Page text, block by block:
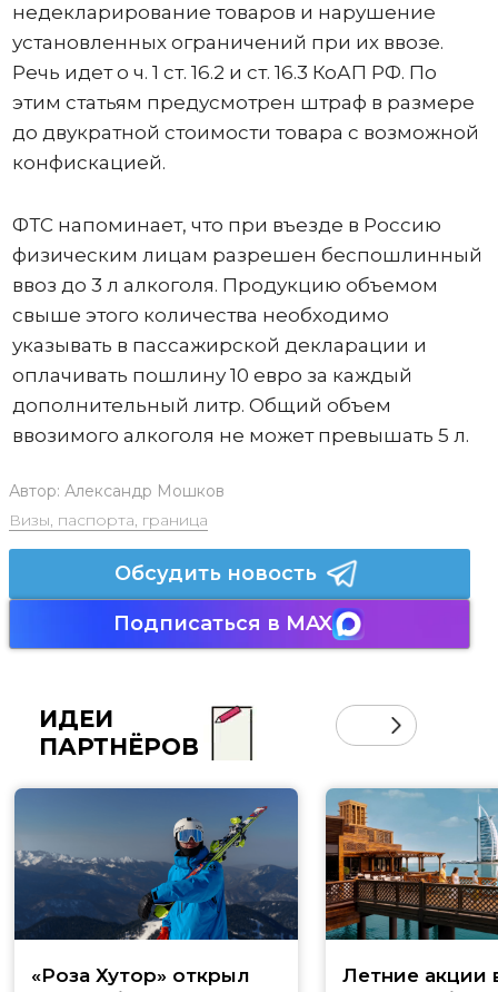
недекларирование товаров и нарушение
установленных ограничений при их ввозе.
Речь идет о ч. 1 ст. 16.2 и ст. 16.3 КоАП РФ. По
этим статьям предусмотрен штраф в размере
до двукратной стоимости товара с возможной
конфискацией.
ФТС напоминает, что при въезде в Россию
физическим лицам разрешен беспошлинный
ввоз до 3 л алкоголя. Продукцию объемом
свыше этого количества необходимо
указывать в пассажирской декларации и
оплачивать пошлину 10 евро за каждый
дополнительный литр. Общий объем
ввозимого алкоголя не может превышать 5 л.
Автор: Александр Мошков
Визы, паспорта, граница
Обсудить новость
Подписаться в MAX
ИДЕИ
ПАРТНЁРОВ
«Роза Хутор» открыл
Летние акции